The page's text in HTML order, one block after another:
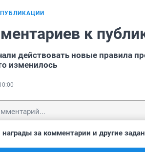
к
действовать новые правила
изменилось
награды за комментарии и другие